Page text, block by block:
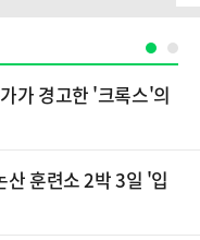
가 경고한 '크록스'의
훈련소 2박 3일 '입